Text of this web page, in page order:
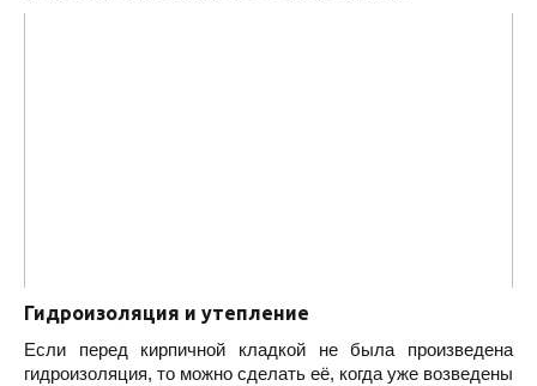
Гидроизоляция и утепление
Если перед кирпичной кладкой не была произведена
гидроизоляция, то можно сделать её, когда уже возведены